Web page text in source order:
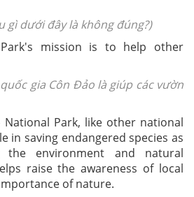
gì dưới đây là không đúng?)
mission is to help other
gia Côn Đảo là giúp các vườn
National Park, like other national
in saving endangered species as
environment and natural
raise the awareness of local
of nature.